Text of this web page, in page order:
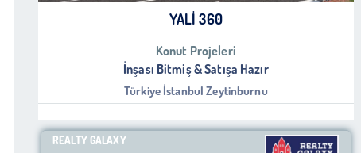
YALI 360
Konut Projeleri
İnşası Bitmiş & Satışa Hazır
Türkiye İstanbul Zeytinburnu
REALTY GALAXY